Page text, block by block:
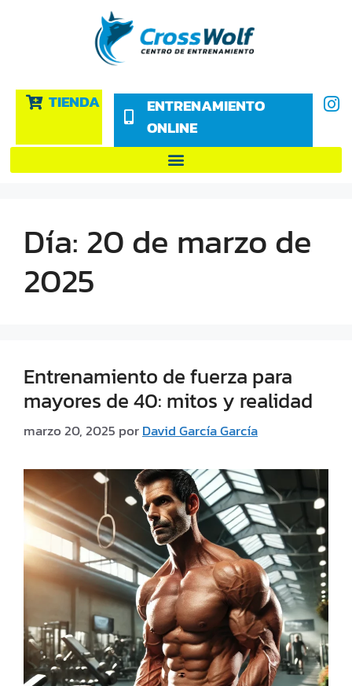
TIENDA
ENTRENAMIENTO
ONLINE
Día: 20 de marzo de
2025
Entrenamiento de fuerza para
mayores de 40: mitos y realidad
marzo 20, 2025 porDavid García García